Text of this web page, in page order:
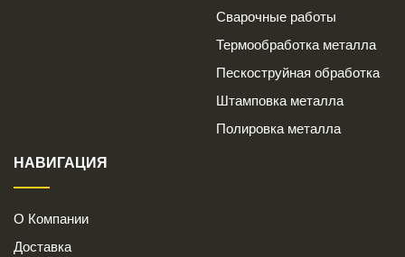
Сварочные работы
Термообработка металла
Пескоструйная обработка
Штамповка металла
Полировка металла
НАВИГАЦИЯ
О Компании
Доставка